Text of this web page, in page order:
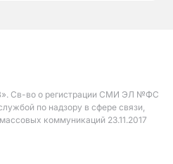
Св-во о регистрации СМИ ЭЛ №ФС
по надзору в сфере связи,
коммуникаций 23.11.2017